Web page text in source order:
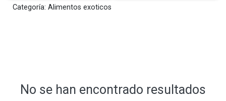
Categoría: Alimentos exoticos
No se han encontrado resultados